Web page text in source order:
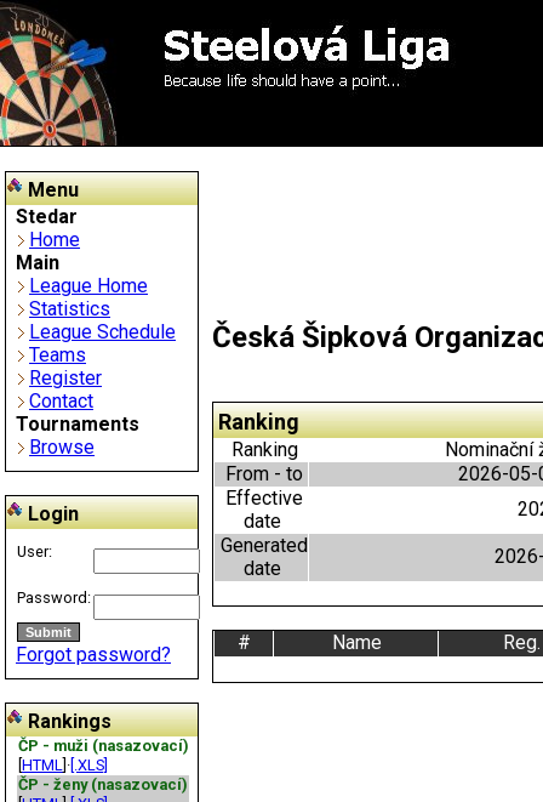
Menu
Stedar
Home
Main
League Home
Statistics
League Schedule
Teams
Register
Contact
Tournaments
Browse
Login
User:
Password:
Forgot password?
Rankings
ČP - muži (nasazovací)
HTML ]· [.XLS]
ČP - ženy (nasazovací)
Česká Šipková
Ranking
Ranking
Nominační
From - to
2026-05-
Effective
date
Generated
date
# Name